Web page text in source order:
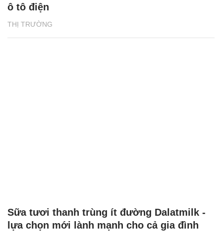
THỊ TRƯỜNG
ô tô điện
Sữa tươi thanh trùng ít đường Dalatmilk -
lựa chọn mới lành mạnh cho cả gia đình